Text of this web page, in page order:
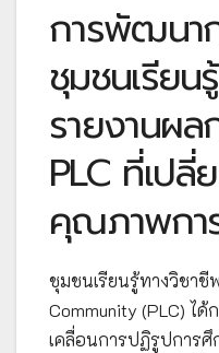
การพัฒนา
ชุมชนเรียน
รายงานผล
PLC ที่เปลี่
คุณภาพกา
ชุมชนเรียนรู้ทางวิชาชี
Community (PLC) ไ
เคลื่อนการปฏิรูปการ